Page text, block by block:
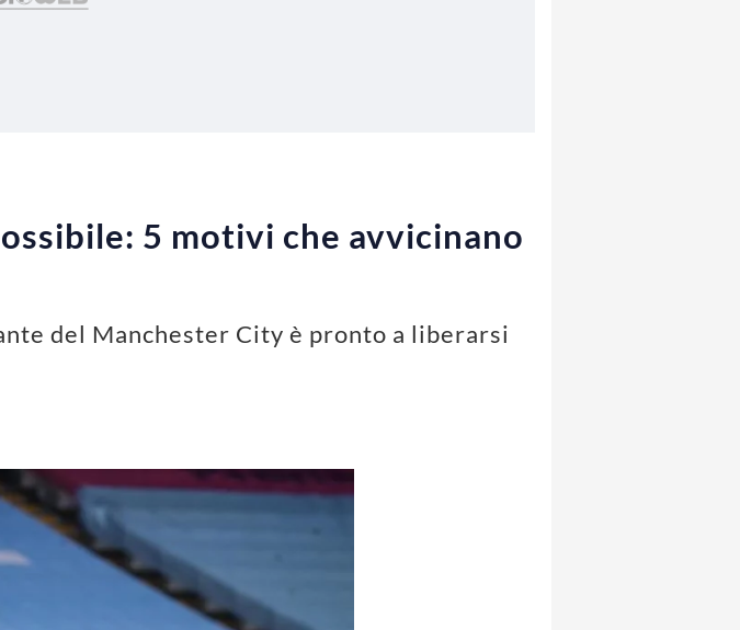
5 motivi che avvicinano
del Manchester City è pronto a liberarsi